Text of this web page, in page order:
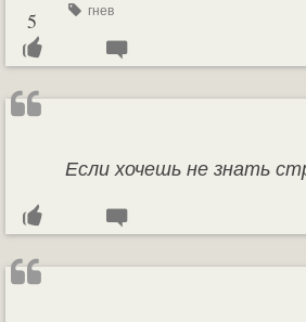
гнев
5
Если хочешь не знать